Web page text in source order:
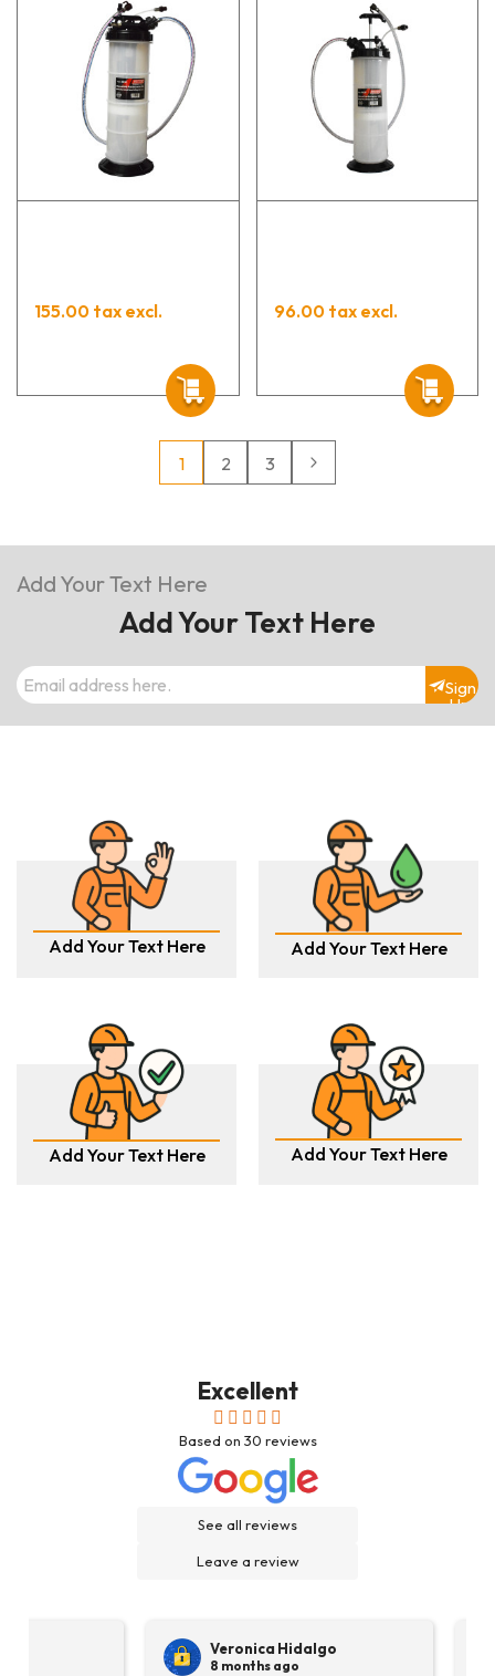
155.00 tax excl. 96.00 tax excl.
1 2 3
Add Your Text Here
Add Your Text Here
Sign
Up
Add Your Text Here Add Your Text Here
Add Your Text Here Add Your Text Here
Excellent
Based on 30 reviews
See all reviews
Leave a review
Veronica Hidalgo
8 months ago